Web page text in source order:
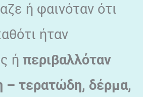
ή φαινόταν ότι
ήταν
ή περιβαλλόταν
– τερατώδη, δέρμα,